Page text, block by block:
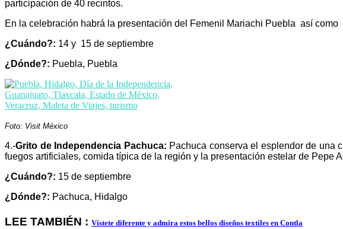
participación de 40 recintos.
En la celebración habrá la presentación del Femenil Mariachi Puebla así
¿Cuándo?: 14 y 15 de septiembre
¿Dónde?: Puebla, Puebla
Foto: Visit México
4.-Grito de Independencia Pachuca: Pachuca conserva el esplendor de una
fuegos artificiales, comida típica de la región y la presentación estelar de Pepe
¿Cuándo?: 15 de septiembre
¿Dónde?: Pachuca, Hidalgo
LEE TAMBIÉN : Vístete diferente y admira estos bellos diseños textiles en Contla